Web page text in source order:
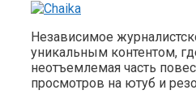
Независимое
уникальным контентом,
неотъемлемая часть
просмотров на ютуб и